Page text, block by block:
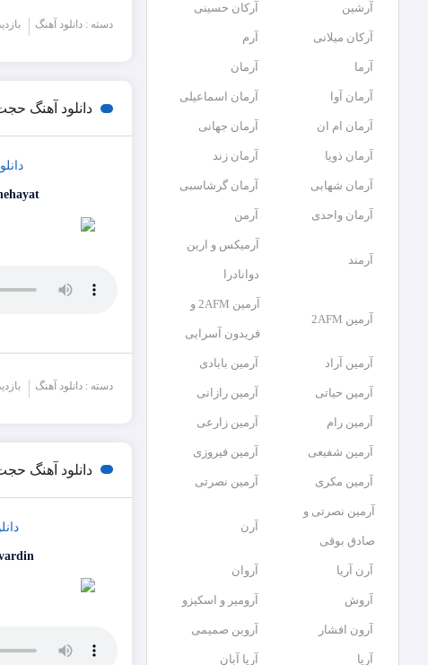
دسته : دانلود آهنگ بازدید
دانلود آهنگ
دسته : دانلود آهنگ بازدید
دانلود آهنگ
آرشین آرکان حسینی
آرکان میلانی آرم
آرما آرمان
آرمان آوا آرمان اسماعیلی
آرمان ام ان آرمان جهانی
آرمان ذویا آرمان زند
آرمان شهابی آرمان گرشاسبی
آرمان واحدی آرمن
آرمند
آرمیکس و ارین
دوانادرا
آرمین 2AFM
آرمین 2AFM و
فریدون آسرایی
آرمین آراد آرمین بابادی
آرمین حیاتی آرمین رازانی
آرمین رام آرمین زارعی
آرمین شفیعی آرمین فیروزی
آرمین مکری آرمین نصرتی
آرمین نصرتی و
صادق بوقی
آرن
آرن آریا آروان
آروش آرومیر و اسکیزو
آرون افشار آروین صمیمی
آریا آریا آبان